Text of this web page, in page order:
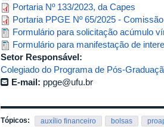
Portaria Nº 133/2023, da Capes
Portaria PPGE Nº 65/2025 -
Formulário para solicitação acúmulo
Formulário para manifestação de
Setor Responsável:
Colegiado do Programa de Pós-
E-mail: ppge@ufu.br
Tópicos: auxílio financeiro bolsas